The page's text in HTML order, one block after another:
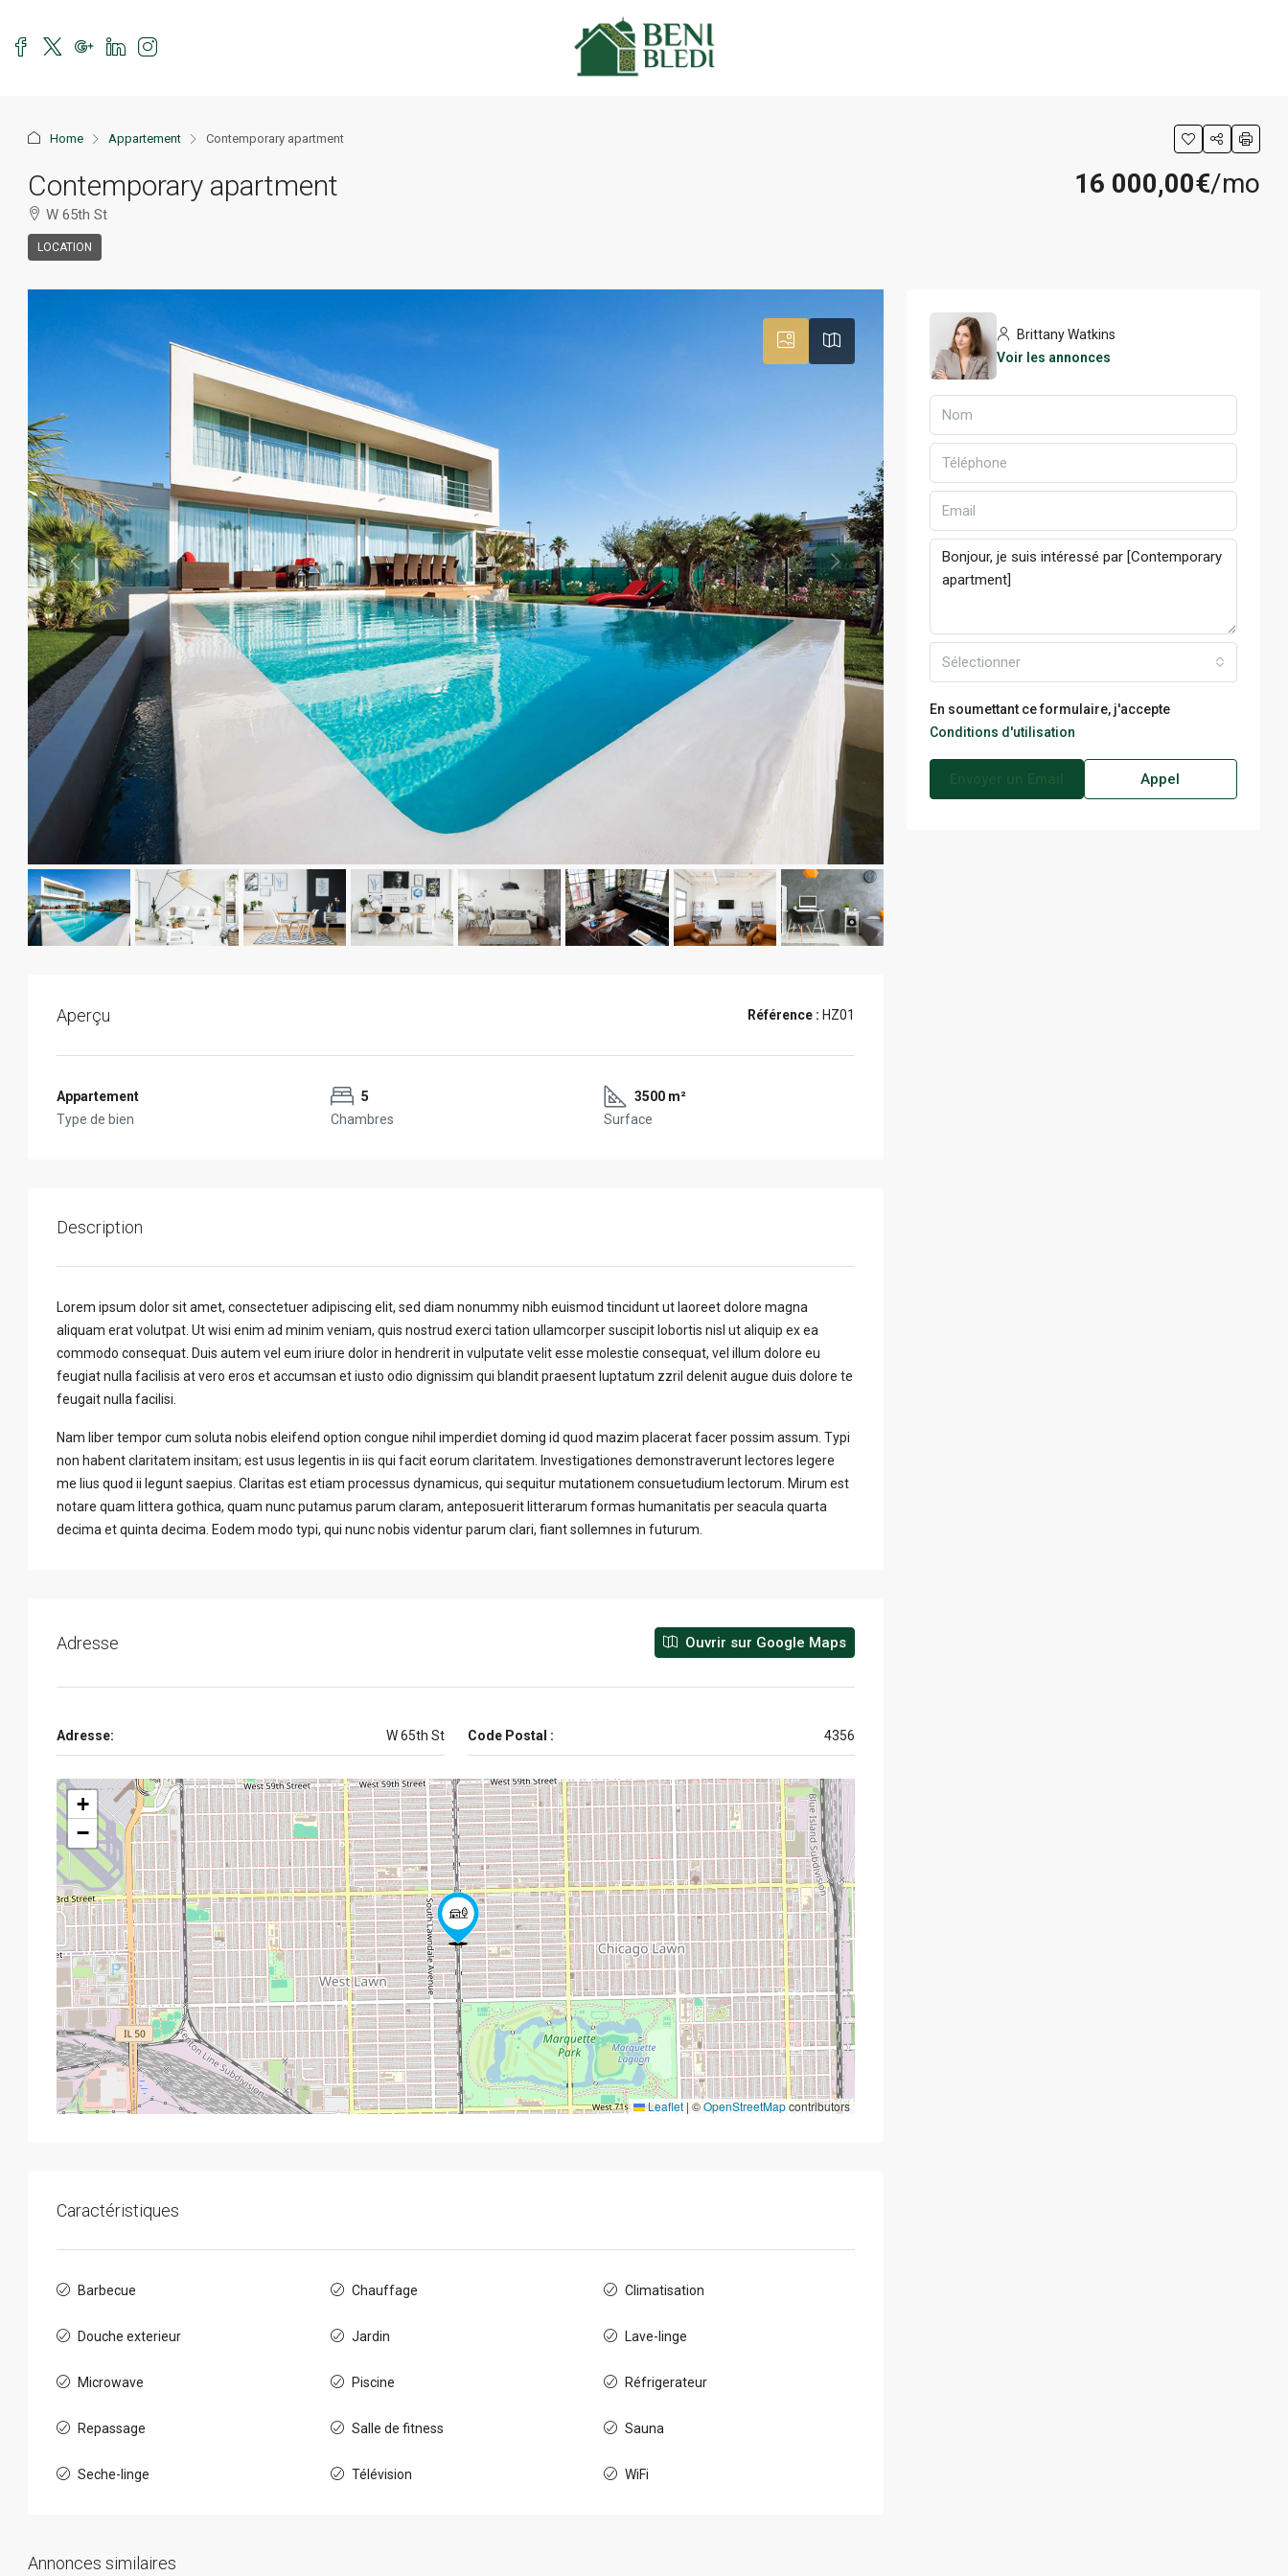
Home Appartement Contemporary apartment
Contemporary apartment
W 65th St
LOCATION
16 000,00€/mo
Aperçu Référence : HZ01
Appartement
Type de bien
5
Chambres
3500 m²
Surface
Description
Lorem ipsum dolor sit amet, consectetuer adipiscing elit, sed diam nonummy nibh euismod tincidunt ut laoreet dolore magna
aliquam erat volutpat. Ut wisi enim ad minim veniam, quis nostrud exerci tation ullamcorper suscipit lobortis nisl ut aliquip ex ea
commodo consequat. Duis autem vel eum iriure dolor in hendrerit in vulputate velit esse molestie consequat, vel illum dolore eu
feugiat nulla facilisis at vero eros et accumsan et iusto odio dignissim qui blandit praesent luptatum zzril delenit augue duis dolore te
feugait nulla facilisi.
Nam liber tempor cum soluta nobis eleifend option congue nihil imperdiet doming id quod mazim placerat facer possim assum. Typi
non habent claritatem insitam; est usus legentis in iis qui facit eorum claritatem. Investigationes demonstraverunt lectores legere
me lius quod ii legunt saepius. Claritas est etiam processus dynamicus, qui sequitur mutationem consuetudium lectorum. Mirum est
notare quam littera gothica, quam nunc putamus parum claram, anteposuerit litterarum formas humanitatis per seacula quarta
decima et quinta decima. Eodem modo typi, qui nunc nobis videntur parum clari, fiant sollemnes in futurum.
Adresse Ouvrir sur Google Maps
Adresse: W 65th St Code Postal : 4356
+
−
Leaflet | ©OpenStreetMapcontributors
Caractéristiques
Barbecue Chauffage Climatisation
Douche exterieur Jardin Lave-linge
Microwave Piscine Réfrigerateur
Repassage Salle de fitness Sauna
Seche-linge Télévision WiFi
Annonces similaires
Brittany Watkins
Voir les annonces
Sélectionner
En soumettant ce formulaire, j'accepte
Conditions d'utilisation
Appel